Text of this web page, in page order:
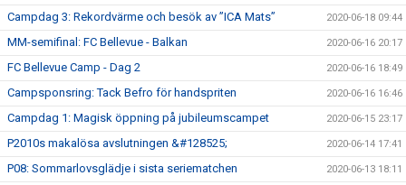
Campdag 3: Rekordvärme och besök av ”ICA Mats” 2020-06-18 09:44
MM-semifinal: FC Bellevue - Balkan 2020-06-16 20:17
FC Bellevue Camp - Dag 2 2020-06-16 18:49
Campsponsring: Tack Befro för handspriten 2020-06-16 16:46
Campdag 1: Magisk öppning på jubileumscampet 2020-06-15 23:17
P2010s makalösa avslutningen &#128525; 2020-06-14 17:41
P08: Sommarlovsglädje i sista seriematchen 2020-06-13 18:11